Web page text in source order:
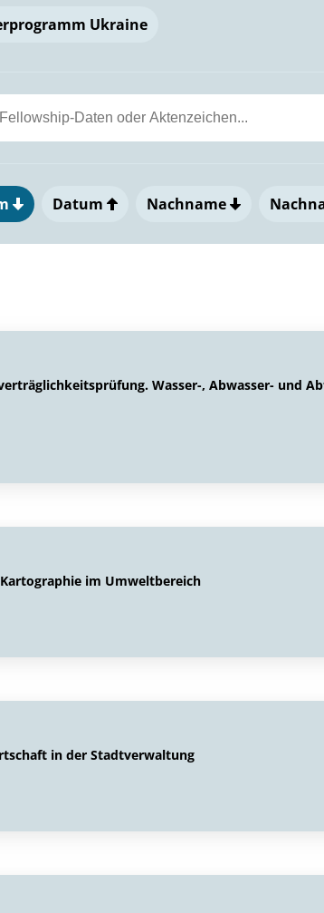
Ukraine
Datum Nachname
Wasser-, Abwasser- und
im Umweltbereich
in der Stadtverwaltung